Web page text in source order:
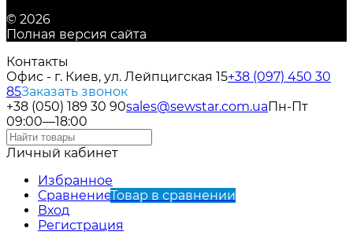
© 2026
Полная версия сайта
Контакты
Офис - г. Киев, ул. Лейпцигская 15+38 (097) 450 30
85Заказать звонок
+38 (050) 189 30 90sales@sewstar.com.uaПн-Пт
09:00—18:00
Личный кабинет
Избранное
СравнениеТовар в сравнении
Вход
Регистрация